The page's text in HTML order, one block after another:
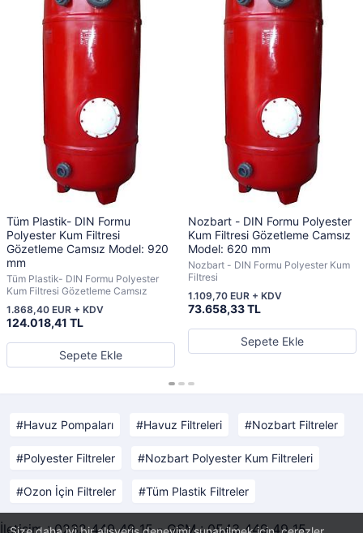
Tüm Plastik- DIN Formu
Polyester Kum Filtresi
Gözetleme Camsız Model: 920
mm
Tüm Plastik- DIN Formu Polyester
Kum Filtresi Gözetleme Camsız
124.018,41 TL
1.868,40 EUR + KDV
Sepete Ekle
Nozbart - DIN Formu Polyester
Kum Filtresi Gözetleme Camsız
Model: 620 mm
Nozbart - DIN Formu Polyester Kum
Filtresi
73.658,33 TL
1.109,70 EUR + KDV
Sepete Ekle
Havuz Pompaları Havuz Filtreleri Nozbart Filtreler
Polyester Filtreler Nozbart Polyester Kum Filtreleri
Ozon İçin Filtreler Tüm Plastik Filtreler
İletişim : 0232 449 49 15 - GSM : 0543 449 49 15